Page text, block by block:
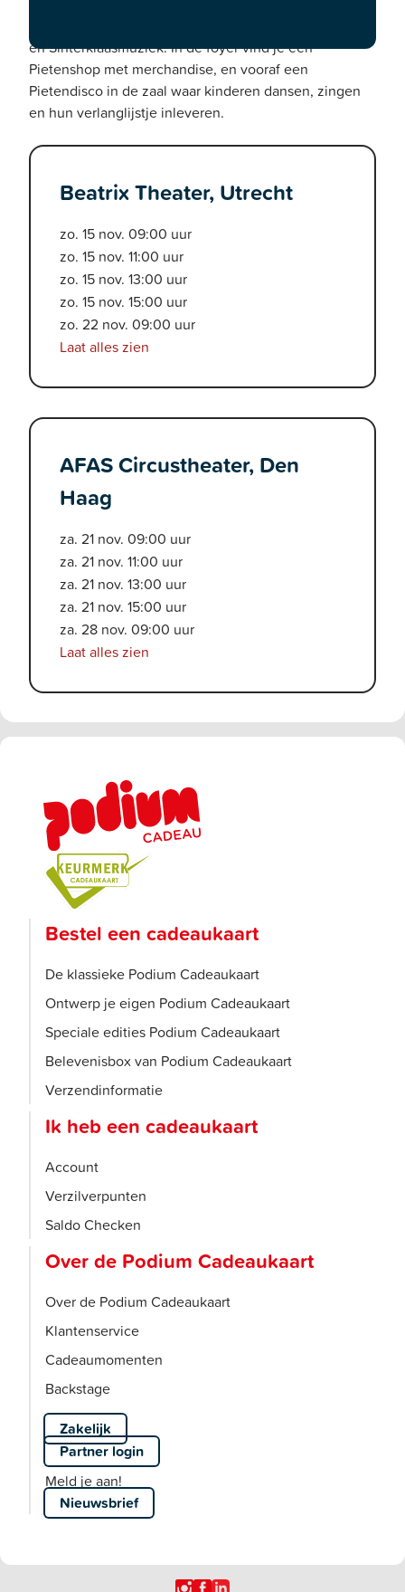
en Sinterklaasmuziek. In de foyer vind je een
Pietenshop met merchandise, en vooraf een
Pietendisco in de zaal waar kinderen dansen, zingen
en hun verlanglijstje inleveren.
Beatrix Theater, Utrecht
zo. 15 nov. 09:00 uur
zo. 15 nov. 11:00 uur
zo. 15 nov. 13:00 uur
zo. 15 nov. 15:00 uur
zo. 22 nov. 09:00 uur
Laat alles zien
AFAS Circustheater, Den
Haag
za. 21 nov. 09:00 uur
za. 21 nov. 11:00 uur
za. 21 nov. 13:00 uur
za. 21 nov. 15:00 uur
za. 28 nov. 09:00 uur
Laat alles zien
Bestel een cadeaukaart
De klassieke Podium Cadeaukaart
Ontwerp je eigen Podium Cadeaukaart
Speciale edities Podium Cadeaukaart
Belevenisbox van Podium Cadeaukaart
Verzendinformatie
Ik heb een cadeaukaart
Account
Verzilverpunten
Saldo Checken
Over de Podium Cadeaukaart
Over de Podium Cadeaukaart
Klantenservice
Cadeaumomenten
Backstage
Zakelijk
Partner login
Meld je aan!
Nieuwsbrief